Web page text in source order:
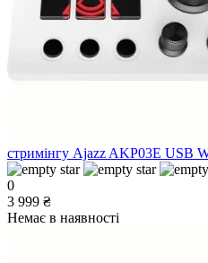
стримінгу Ajazz AKP03E USB
0
3 999 ₴
Немає в наявності